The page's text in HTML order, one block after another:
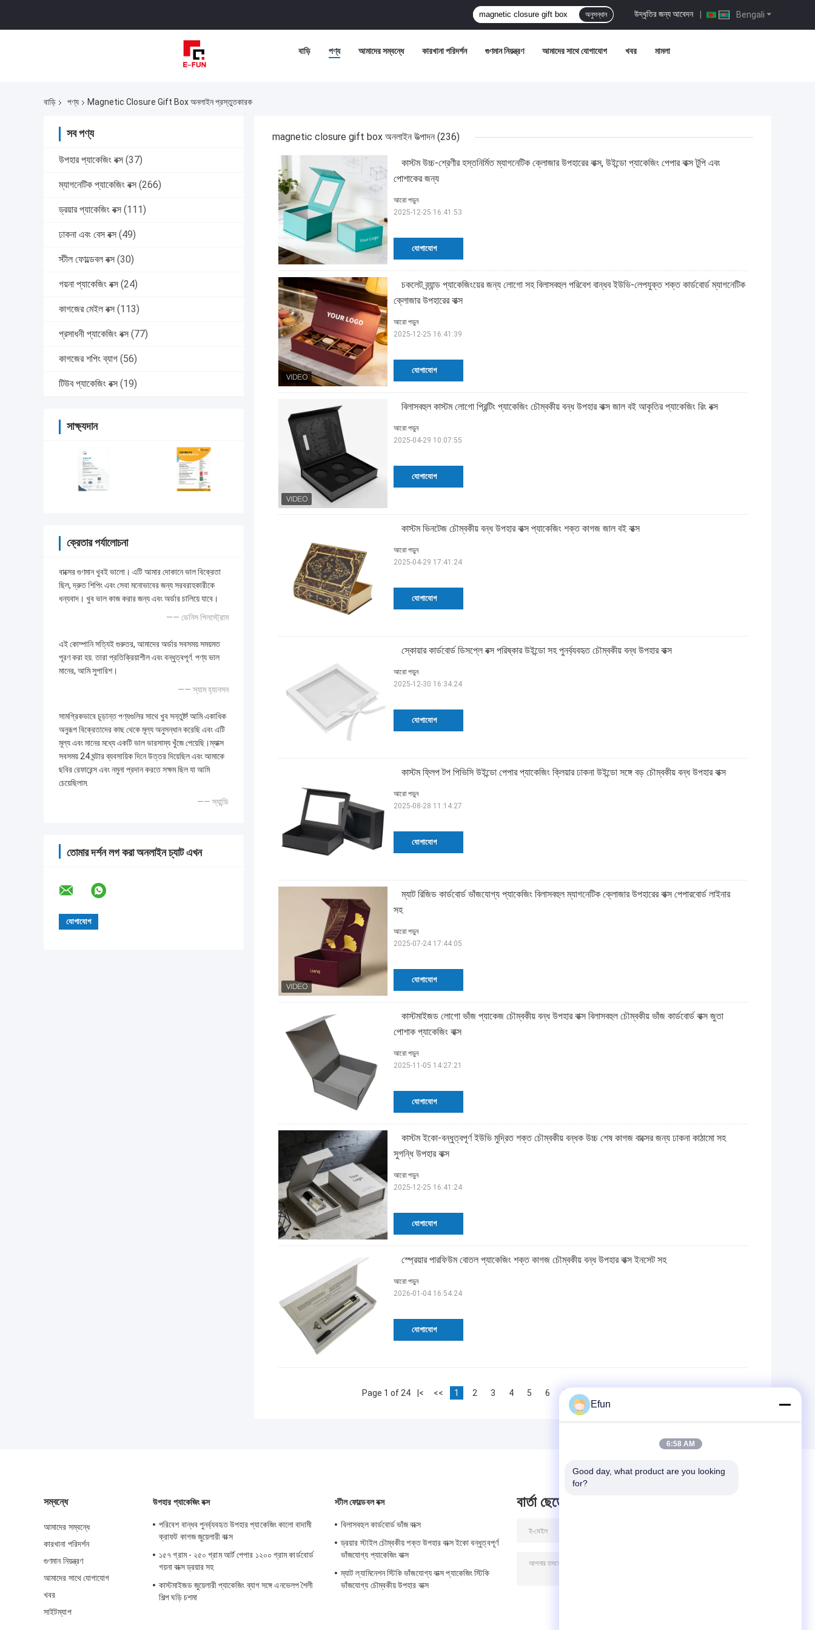
Bengali
উদ্ধৃতির জন্য আবেদন |
অনুসন্ধান
বাড়ি পণ্য আমাদের সম্বন্ধে কারখানা পরিদর্শন গুণমান নিয়ন্ত্রণ আমাদের সাথে যোগাযোগ খবর মামলা
বাড়ি পণ্য Magnetic Closure Gift Box অনলাইন প্রস্তুতকারক
সব পণ্য
উপহার প্যাকেজিং বক্স (37)
ম্যাগনেটিক প্যাকেজিং বক্স (266)
ড্রয়ার প্যাকেজিং বক্স (111)
ঢাকনা এবং বেস বক্স (49)
স্টীল ফোল্ডেবল বক্স (30)
গয়না প্যাকেজিং বক্স (24)
কাগজের মেইল বক্স (113)
প্রসাধনী প্যাকেজিং বক্স (77)
কাগজের শপিং ব্যাগ (56)
টিউব প্যাকেজিং বক্স (19)
সাক্ষ্যদান
ক্রেতার পর্যালোচনা
বাক্সের গুণমান খুবই ভালো। এটি আমার দোকানে ভাল বিক্রেতা
ছিল, দ্রুত শিপিং এবং সেবা মনোভাবের জন্য সরবরাহকারীকে
ধন্যবাদ। খুব ভাল কাজ করার জন্য এবং অর্ডার চালিয়ে যাবে।
—— ডেনিস পিলস্ট্রোম
এই কোম্পানি সত্যিই গুরুতর, আমাদের অর্ডার সবসময় সময়মত
পূরণ করা হয়. তারা প্রতিক্রিয়াশীল এবং বন্ধুত্বপূর্ণ. পণ্য ভাল
মানের, আমি সুপারিশ।
—— স্যাম হ্যানসন
সামগ্রিকভাবে চূড়ান্ত পণ্যগুলির সাথে খুব সন্তুষ্ট! আমি একাধিক
অনুরূপ বিক্রেতাদের কাছ থেকে মূল্য অনুসন্ধান করেছি এবং এটি
মূল্য এবং মানের মধ্যে একটি ভাল ভারসাম্য খুঁজে পেয়েছি।ম্যাক্স
সবসময় 24 ঘন্টার ব্যবসায়িক দিনে উত্তর দিয়েছিল এবং আমাকে
ছবির রেফারেন্স এবং নমুনা প্রদান করতে সক্ষম ছিল যা আমি
চেয়েছিলাম.
—— স্যান্ডি
তোমার দর্শন লগ করা অনলাইন চ্যাট এখন
magnetic closure gift box অনলাইন উত্পাদন (236)
কাস্টম উচ্চ-শ্রেণীর হস্তনির্মিত ম্যাগনেটিক ক্লোজার উপহারের বাক্স, উইন্ডো প্যাকেজিং পেপার বাক্স টুপি এবং
পোশাকের জন্য
যোগাযোগ
আরো পড়ুন
2025-12-25 16:41:53
চকলেট ব্র্যান্ড প্যাকেজিংয়ের জন্য লোগো সহ বিলাসবহুল পরিবেশ বান্ধব ইউভি-লেপযুক্ত শক্ত কার্ডবোর্ড ম্যাগনেটিক
ক্লোজার উপহারের বাক্স
যোগাযোগ
আরো পড়ুন
2025-12-25 16:41:39
বিলাসবহুল কাস্টম লোগো প্রিন্টিং প্যাকেজিং চৌম্বকীয় বন্ধ উপহার বাক্স জাল বই আকৃতির প্যাকেজিং রিং বক্স
যোগাযোগ
আরো পড়ুন
2025-04-29 10:07:55
কাস্টম ভিনটেজ চৌম্বকীয় বন্ধ উপহার বাক্স প্যাকেজিং শক্ত কাগজ জাল বই বাক্স
যোগাযোগ
আরো পড়ুন
2025-04-29 17:41:24
স্কোয়ার কার্ডবোর্ড ডিসপ্লে বক্স পরিষ্কার উইন্ডো সহ পুনর্ব্যবহৃত চৌম্বকীয় বন্ধ উপহার বাক্স
যোগাযোগ
আরো পড়ুন
2025-12-30 16:34:24
কাস্টম ফ্লিপ টপ পিভিসি উইন্ডো পেপার প্যাকেজিং ক্লিয়ার ঢাকনা উইন্ডো সঙ্গে বড় চৌম্বকীয় বন্ধ উপহার বাক্স
যোগাযোগ
আরো পড়ুন
2025-08-28 11:14:27
ম্যাট রিজিড কার্ডবোর্ড ভাঁজযোগ্য প্যাকেজিং বিলাসবহুল ম্যাগনেটিক ক্লোজার উপহারের বাক্স পেপারবোর্ড লাইনার
সহ
যোগাযোগ
আরো পড়ুন
2025-07-24 17:44:05
কাস্টমাইজড লোগো ভাঁজ প্যাকেজ চৌম্বকীয় বন্ধ উপহার বাক্স বিলাসবহুল চৌম্বকীয় ভাঁজ কার্ডবোর্ড বাক্স জুতা
পোশাক প্যাকেজিং বাক্স
যোগাযোগ
আরো পড়ুন
2025-11-05 14:27:21
কাস্টম ইকো-বন্ধুত্বপূর্ণ ইউভি মুদ্রিত শক্ত চৌম্বকীয় বন্ধক উচ্চ শেষ কাগজ বাক্সের জন্য ঢাকনা কাঠামো সহ
সুগন্ধি উপহার বাক্স
যোগাযোগ
আরো পড়ুন
2025-12-25 16:41:24
স্প্রেয়ার পারফিউম বোতল প্যাকেজিং শক্ত কাগজ চৌম্বকীয় বন্ধ উপহার বাক্স ইনসেট সহ
যোগাযোগ
আরো পড়ুন
2026-01-04 16:54:24
Page 1 of 24 |< << 1 2 3 4 5 6 7 8
সম্বন্ধে
আমাদের সম্বন্ধে
কারখানা পরিদর্শন
গুণমান নিয়ন্ত্রণ
আমাদের সাথে যোগাযোগ
খবর
সাইটম্যাপ
উপহার প্যাকেজিং বক্স
পরিবেশ বান্ধব পুনর্ব্যবহৃত উপহার প্যাকেজিং কালো বাদামী
ক্রাফট কাগজ জুয়েলারী বাক্স
১৫৭ গ্রাম - ২৫০ গ্রাম আর্ট পেপার ১২০০ গ্রাম কার্ডবোর্ড
গয়না বাক্স ড্রয়ার সহ
কাস্টমাইজড জুয়েলারী প্যাকেজিং ব্যাগ সঙ্গে এনভেলপ শৈলী
শিল্প ঘড়ি চশমা
স্টীল ফোল্ডেবল বক্স
বিলাসবহুল কার্ডবোর্ড ভাঁজ বাক্স
ড্রয়ার স্টাইল চৌম্বকীয় শক্ত উপহার বাক্স ইকো বন্ধুত্বপূর্ণ
ভাঁজযোগ্য প্যাকেজিং বাক্স
ম্যাট ল্যামিনেশন স্টিকি ভাঁজযোগ্য বাক্স প্যাকেজিং স্টিকি
ভাঁজযোগ্য চৌম্বকীয় উপহার বাক্স
বার্তা ছেড়ে
Efun
6:58 AM
Good day, what product are you looking
for?